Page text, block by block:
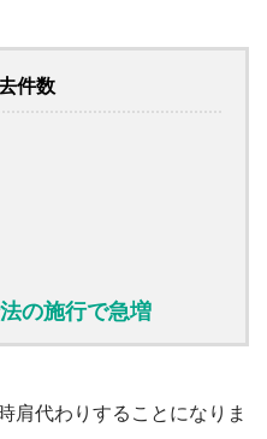
件数
の施行で急増
肩代わりすることになりま